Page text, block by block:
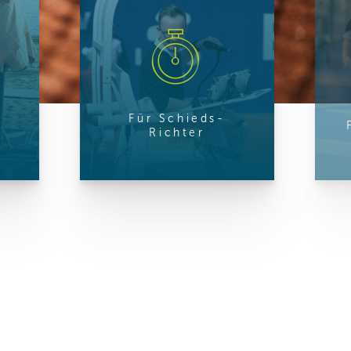
Daten
Für Schieds-
Richter